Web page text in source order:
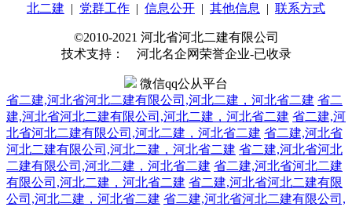
北二建 | 党群工作 | 信息公开 | 其他信息 | 联系方式
©2010-2021 河北省河北二建有限公司
技术支持： 河北名企网荣誉企业-已收录
微信qq公从平台
省二建,河北省河北二建有限公司,河北二建，河北省二建 省二
建,河北省河北二建有限公司,河北二建，河北省二建 省二建,河
北省河北二建有限公司,河北二建，河北省二建 省二建,河北省
河北二建有限公司,河北二建，河北省二建 省二建,河北省河北
二建有限公司,河北二建，河北省二建 省二建,河北省河北二建
有限公司,河北二建，河北省二建 省二建,河北省河北二建有限
公司,河北二建，河北省二建 省二建,河北省河北二建有限公司,